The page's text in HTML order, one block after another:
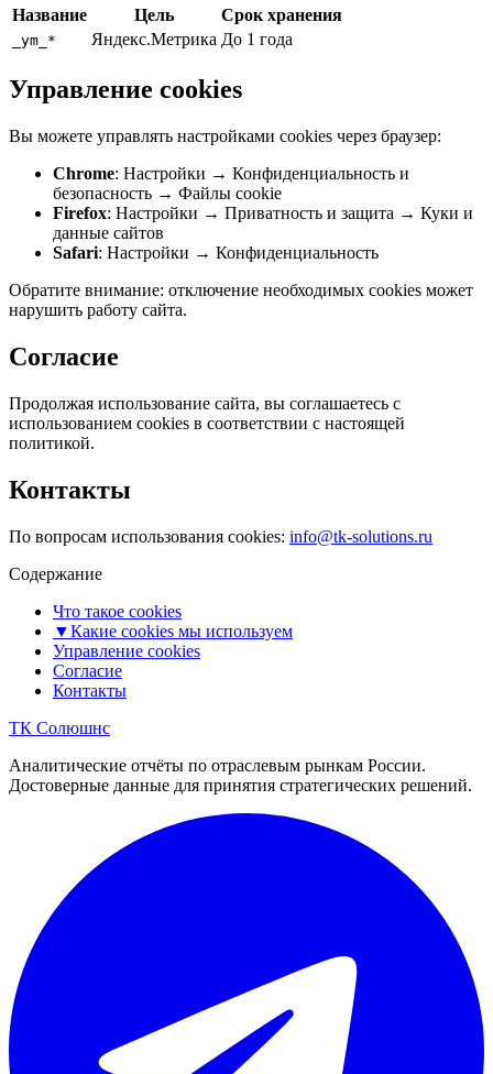
Название Цель Срок хранения
_ym_* Яндекс.Метрика До 1 года
Управление cookies
Вы можете управлять настройками cookies через браузер:
Chrome: Настройки → Конфиденциальность и
безопасность → Файлы cookie
Firefox: Настройки → Приватность и защита → Куки и
данные сайтов
Safari: Настройки → Конфиденциальность
Обратите внимание: отключение необходимых cookies может
нарушить работу сайта.
Согласие
Продолжая использование сайта, вы соглашаетесь с
использованием cookies в соответствии с настоящей
политикой.
Контакты
По вопросам использования cookies: info@tk-solutions.ru
Содержание
Что такое cookies
▼Какие cookies мы используем
Управление cookies
Согласие
Контакты
ТК Солюшнс
Аналитические отчёты по отраслевым рынкам России.
Достоверные данные для принятия стратегических решений.